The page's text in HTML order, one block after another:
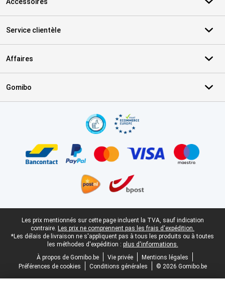
Service clientèle
Affaires
Gomibo
Pied-de-page légal
Les prix mentionnés sur cette page incluent la TVA, sauf indication
contraire. Les prix ne comprennent pas les frais d'expédition.
*Les délais de livraison ne s'appliquent pas à tous les produits ou à toutes
les méthodes d'expédition : plus d'informations.
À propos de Gomibo.be
Vie privée
Mentions légales
Préférences de cookies
Conditions générales © 2026 Gomibo.be